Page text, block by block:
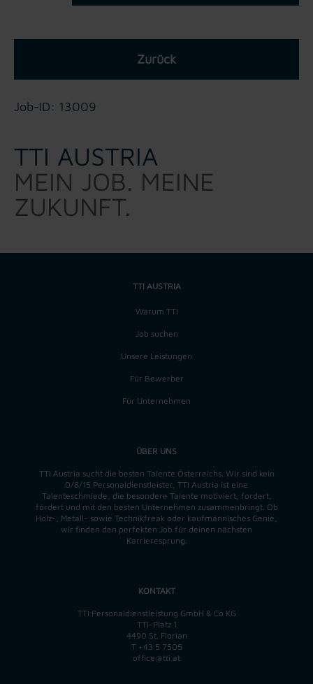
Zurück
Job-ID: 13009
TTI AUSTRIA
MEIN JOB. MEINE
ZUKUNFT.
TTI AUSTRIA
Warum TTI
Job suchen
Unsere Leistungen
Für Bewerber
Für Unternehmen
ÜBER UNS
TTI Austria sucht die besten Talente Österreichs. Wir sind kein
0/8/15 Personaldienstleister, TTI Austria ist eine
Talenteschmiede, die besondere Talente motiviert, fordert,
fördert und mit den besten Unternehmen zusammenbringt. Ob
Holz-, Metall- sowie Technikfreak oder kaufmännisches Genie,
wir finden den perfekten Job für deinen nächsten
Karrieresprung.
KONTAKT
TTI Personaldienstleistung GmbH & Co KG
TTI-Platz 1
4490 St. Florian
T +43 5 7505
office@tti.at